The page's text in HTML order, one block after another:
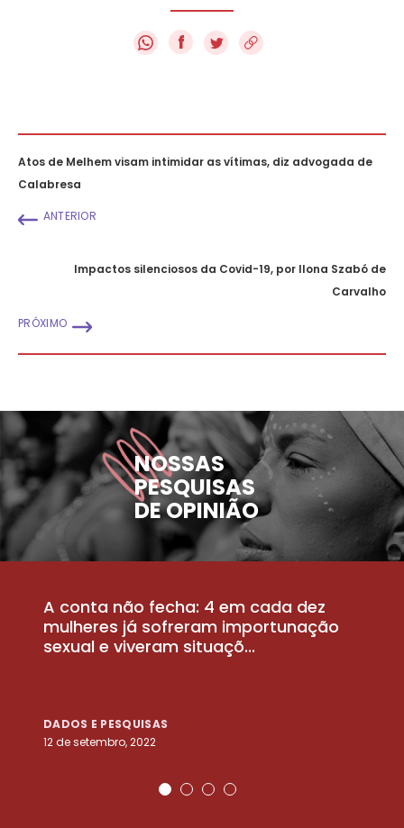
f
Atos de Melhem visam intimidar as vítimas, diz advogada de
Calabresa
ANTERIOR
Impactos silenciosos da Covid-19, por Ilona Szabó de
Carvalho
PRÓXIMO
NOSSAS
PESQUISAS
DE OPINIÃO
A conta não fecha: 4 em cada dez
mulheres já sofreram importunação
sexual e viveram situaçõ...
DADOS E PESQUISAS
12 de setembro, 2022